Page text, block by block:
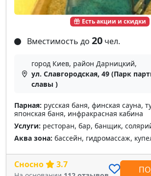
Есть акции и скидки
Вместимость до 20 чел.
город Киев, район Дарницкий,
ул. Славгородская, 49 (Парк
славы )
Парная: русская баня, финская сауна,
японская баня, инфракрасная кабина
Услуги: ресторан, бар, банщик,
Аква зона: бассейн, гидромассаж,
Сносно 3.7